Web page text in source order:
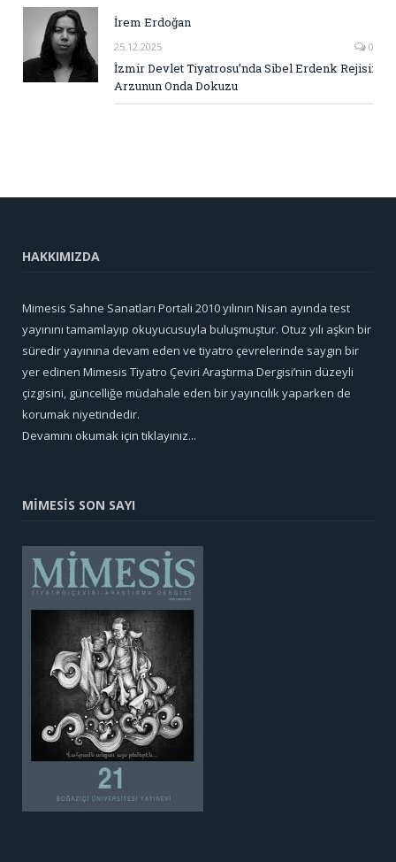
İrem Erdoğan
25.12.2025 0
İzmir Devlet Tiyatrosu’nda Sibel Erdenk Rejisi:
Arzunun Onda Dokuzu
HAKKIMIZDA
Mimesis Sahne Sanatları Portali 2010 yılının Nisan ayında test
yayınını tamamlayıp okuyucusuyla buluşmuştur. Otuz yılı aşkın bir
süredir yayınına devam eden ve tiyatro çevrelerinde saygın bir
yer edinen Mimesis Tiyatro Çeviri Araştırma Dergisi’nin düzeyli
çizgisini, güncelliğe müdahale eden bir yayıncılık yaparken de
korumak niyetindedir.
Devamını okumak için tıklayınız...
MİMESİS SON SAYI